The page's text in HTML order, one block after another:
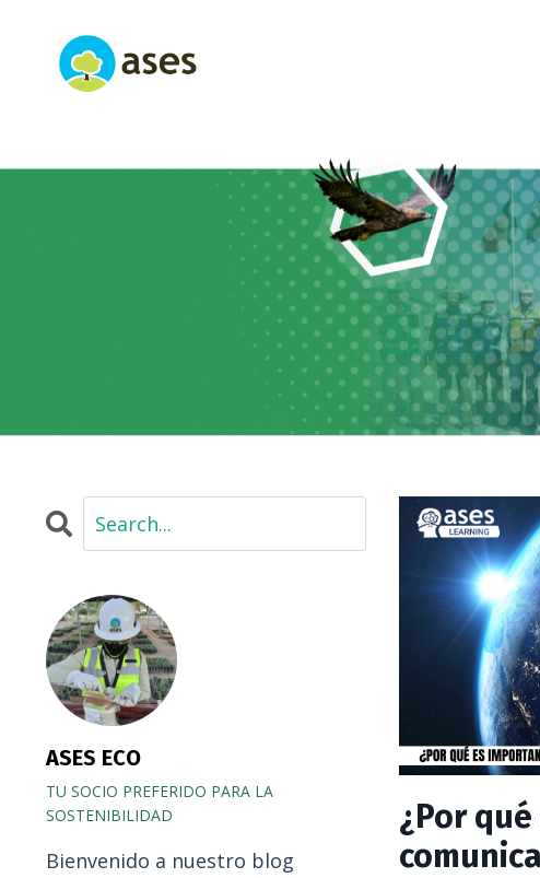
¿Por
ASES ECO
TU SOCIO PREFERIDO PARA LA
SOSTENIBILIDAD
Bienvenido a nuestro blog